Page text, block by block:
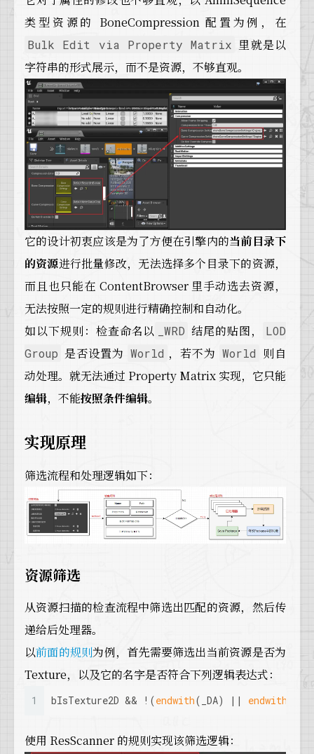
类型资源的 BoneCompression 配置为例，在
Bulk Edit via Property Matrix 里就是以
字符串的形式展示，而不是资源，不够直观。
它的设计初衷应该是为了方便在引擎内的当前目录下
的资源进行批量修改，无法选择多个目录下的资源，
而且也只能在 ContentBrowser 里手动选去资源，
无法按照一定的规则进行精确控制和自动化。
如以下规则：检查命名以
_WRD 结尾的贴图，
LOD
Group 是否设置为 World ，若不为 World
则自
动处理。就无法通过 Property Matrix 实现，它只能
编辑，不能按照条件编辑。
实现原理
筛选流程和处理逻辑如下：
资源筛选
从资源扫描的检查流程中筛选出匹配的资源，然后传
递给后处理器。
以前面的规则为例，首先需要筛选出当前资源是否为
Texture，以及它的名字是否符合下列逻辑表达式：
1 bIsTexture2D && !(endwith(_DA) || endwith
使用 ResScanner 的规则实现该筛选逻辑：